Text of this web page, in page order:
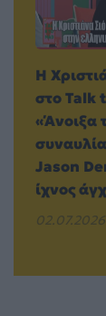
Η
στο Talk
«Άνοιξα
Jason
ίχνος
02.07.2026